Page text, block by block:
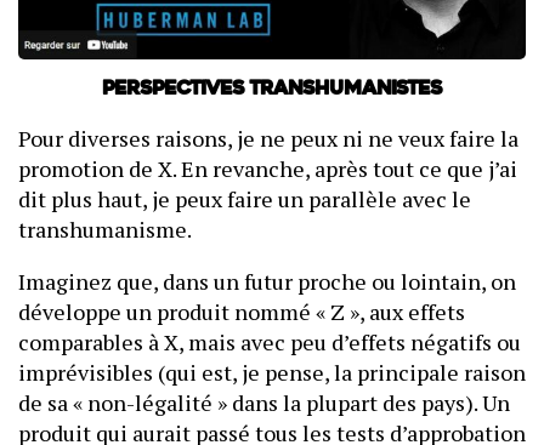
Perspectives transhumanistes
Pour diverses raisons, je ne peux ni ne veux faire la
promotion de X. En revanche, après tout ce que j’ai
dit plus haut, je peux faire un parallèle avec le
transhumanisme.
Imaginez que, dans un futur proche ou lointain, on
développe un produit nommé « Z », aux effets
comparables à X, mais avec peu d’effets négatifs ou
imprévisibles (qui est, je pense, la principale raison
de sa « non-légalité » dans la plupart des pays). Un
produit qui aurait passé tous les tests d’approbation